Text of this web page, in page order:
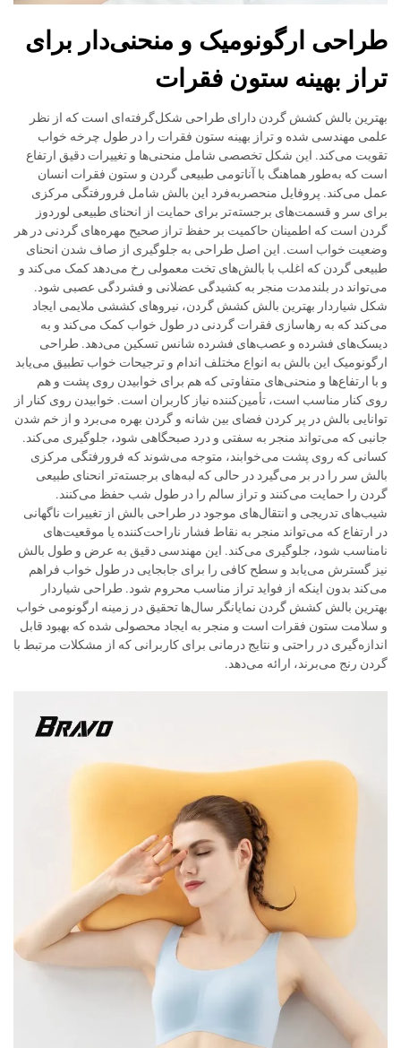
طراحی ارگونومیک و منحنی‌دار برای
تراز بهینه ستون فقرات
بهترین بالش کشش گردن دارای طراحی شکل‌گرفته‌ای است که از نظر
علمی مهندسی شده و تراز بهینه ستون فقرات را در طول چرخه خواب
تقویت می‌کند. این شکل تخصصی شامل منحنی‌ها و تغییرات دقیق ارتفاع
است که به‌طور هماهنگ با آناتومی طبیعی گردن و ستون فقرات انسان
عمل می‌کند. پروفایل منحصربه‌فرد این بالش شامل فرورفتگی مرکزی
برای سر و قسمت‌های برجسته‌تر برای حمایت از انحنای طبیعی لوردوز
گردن است که اطمینان حاکمیت بر حفظ تراز صحیح مهره‌های گردنی در هر
وضعیت خواب است. این اصل طراحی به جلوگیری از صاف شدن انحنای
طبیعی گردن که اغلب با بالش‌های تخت معمولی رخ می‌دهد کمک می‌کند و
می‌تواند در بلندمدت منجر به کشیدگی عضلانی و فشردگی عصبی شود.
شکل شیاردار بهترین بالش کشش گردن، نیروهای کششی ملایمی ایجاد
می‌کند که به رهاسازی فقرات گردنی در طول خواب کمک می‌کند و به
دیسک‌های فشرده و عصب‌های فشرده شانس تسکین می‌دهد. طراحی
ارگونومیک این بالش به انواع مختلف اندام و ترجیحات خواب تطبیق می‌یابد
و با ارتفاع‌ها و منحنی‌های متفاوتی که هم برای خوابیدن روی پشت و هم
روی کنار مناسب است، تأمین‌کننده نیاز کاربران است. خوابیدن روی کنار از
توانایی بالش در پر کردن فضای بین شانه و گردن بهره می‌برد و از خم شدن
جانبی که می‌تواند منجر به سفتی و درد صبحگاهی شود، جلوگیری می‌کند.
کسانی که روی پشت می‌خوابند، متوجه می‌شوند که فرورفتگی مرکزی
بالش سر را در بر می‌گیرد در حالی که لبه‌های برجسته‌تر انحنای طبیعی
گردن را حمایت می‌کنند و تراز سالم را در طول شب حفظ می‌کنند.
شیب‌های تدریجی و انتقال‌های موجود در طراحی بالش از تغییرات ناگهانی
در ارتفاع که می‌تواند منجر به نقاط فشار ناراحت‌کننده یا موقعیت‌های
نامناسب شود، جلوگیری می‌کند. این مهندسی دقیق به عرض و طول بالش
نیز گسترش می‌یابد و سطح کافی را برای جابجایی در طول خواب فراهم
می‌کند بدون اینکه از فواید تراز مناسب محروم شود. طراحی شیاردار
بهترین بالش کشش گردن نمایانگر سال‌ها تحقیق در زمینه ارگونومی خواب
و سلامت ستون فقرات است و منجر به ایجاد محصولی شده که بهبود قابل
اندازه‌گیری در راحتی و نتایج درمانی برای کاربرانی که از مشکلات مرتبط با
گردن رنج می‌برند، ارائه می‌دهد.